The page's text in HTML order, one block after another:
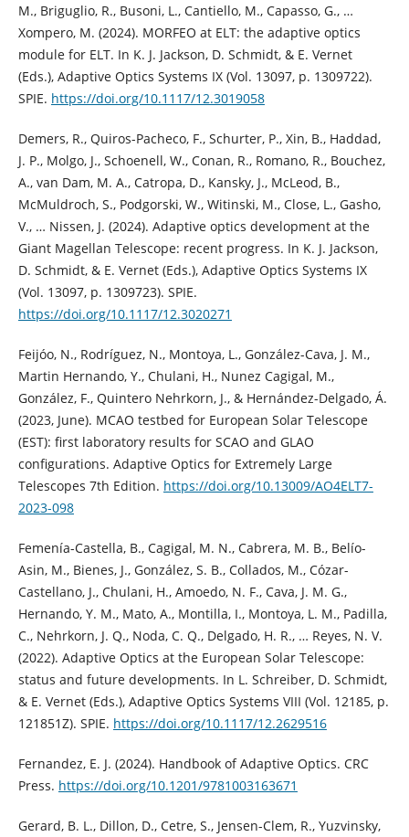
M., Briguglio, R., Busoni, L., Cantiello, M., Capasso, G., …
Xompero, M. (2024). MORFEO at ELT: the adaptive optics
module for ELT. In K. J. Jackson, D. Schmidt, & E. Vernet
(Eds.), Adaptive Optics Systems IX (Vol. 13097, p. 1309722).
SPIE. https://doi.org/10.1117/12.3019058
Demers, R., Quiros-Pacheco, F., Schurter, P., Xin, B., Haddad,
J. P., Molgo, J., Schoenell, W., Conan, R., Romano, R., Bouchez,
A., van Dam, M. A., Catropa, D., Kansky, J., McLeod, B.,
McMuldroch, S., Podgorski, W., Witinski, M., Close, L., Gasho,
V., … Nissen, J. (2024). Adaptive optics development at the
Giant Magellan Telescope: recent progress. In K. J. Jackson,
D. Schmidt, & E. Vernet (Eds.), Adaptive Optics Systems IX
(Vol. 13097, p. 1309723). SPIE.
https://doi.org/10.1117/12.3020271
Feijóo, N., Rodríguez, N., Montoya, L., González-Cava, J. M.,
Martin Hernando, Y., Chulani, H., Nunez Cagigal, M.,
González, F., Quintero Nehrkorn, J., & Hernández-Delgado, Á.
(2023, June). MCAO testbed for European Solar Telescope
(EST): first laboratory results for SCAO and GLAO
configurations. Adaptive Optics for Extremely Large
Telescopes 7th Edition. https://doi.org/10.13009/AO4ELT7-
2023-098
Femenía-Castella, B., Cagigal, M. N., Cabrera, M. B., Belío-
Asin, M., Bienes, J., González, S. B., Collados, M., Cózar-
Castellano, J., Chulani, H., Amoedo, N. F., Cava, J. M. G.,
Hernando, Y. M., Mato, A., Montilla, I., Montoya, L. M., Padilla,
C., Nehrkorn, J. Q., Noda, C. Q., Delgado, H. R., … Reyes, N. V.
(2022). Adaptive Optics at the European Solar Telescope:
status and future developments. In L. Schreiber, D. Schmidt,
& E. Vernet (Eds.), Adaptive Optics Systems VIII (Vol. 12185, p.
121851Z). SPIE. https://doi.org/10.1117/12.2629516
Fernandez, E. J. (2024). Handbook of Adaptive Optics. CRC
Press. https://doi.org/10.1201/9781003163671
Gerard, B. L., Dillon, D., Cetre, S., Jensen-Clem, R., Yuzvinsky,